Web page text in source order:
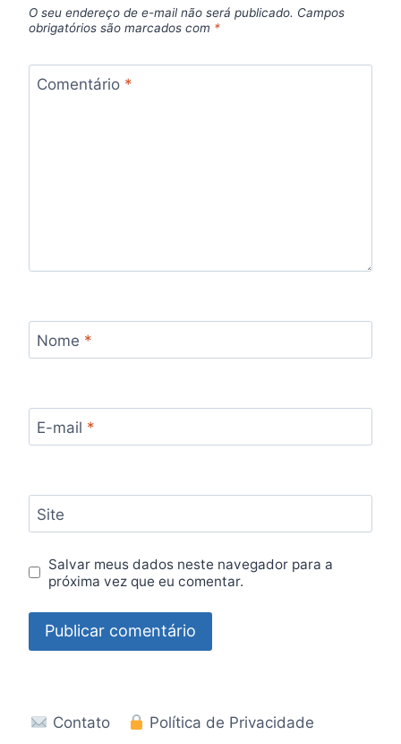
O seu endereço de e-mail não será publicado. Campos
obrigatórios são marcados com *
Comentário *
Nome *
E-mail *
Site
Salvar meus dados neste navegador para a
próxima vez que eu comentar.
Contato Política de Privacidade